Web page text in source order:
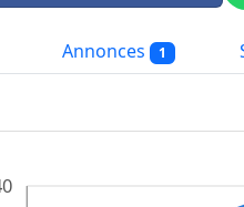
Annonces 1